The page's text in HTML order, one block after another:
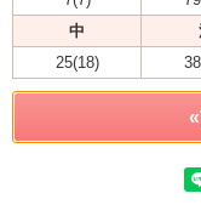
中
25(18)